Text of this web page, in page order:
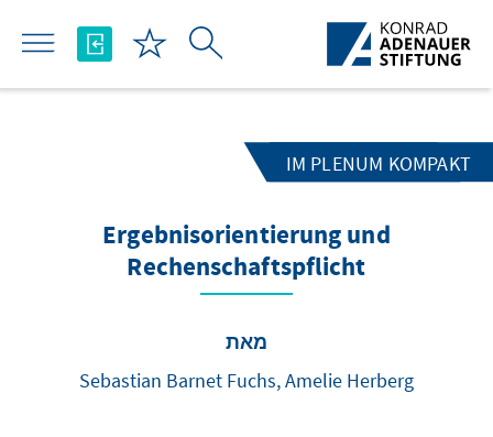
Skip to Main Content
IM PLENUM KOMPAKT
Ergebnisorientierung und
Rechenschaftspflicht
מאת
Sebastian Barnet Fuchs, Amelie Herberg